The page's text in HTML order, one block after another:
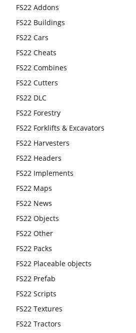
FS22 Addons
FS22 Buildings
FS22 Cars
FS22 Cheats
FS22 Combines
FS22 Cutters
FS22 DLC
FS22 Forestry
FS22 Forklifts & Excavators
FS22 Harvesters
FS22 Headers
FS22 Implements
FS22 Maps
FS22 News
FS22 Objects
FS22 Other
FS22 Packs
FS22 Placeable objects
FS22 Prefab
FS22 Scripts
FS22 Textures
FS22 Tractors